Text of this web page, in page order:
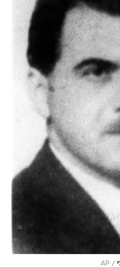
/
AP